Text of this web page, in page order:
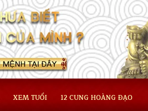
XEM TUỔI 12 CUNG HOÀNG ĐẠO